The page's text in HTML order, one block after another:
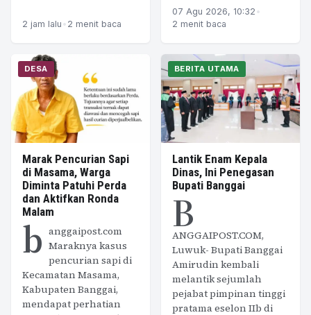
2 jam lalu • 2 menit baca
07 Agu 2026, 10:32 •
2 menit baca
DESA
Marak Pencurian Sapi
di Masama, Warga
Diminta Patuhi Perda
dan Aktifkan Ronda
Malam
b anggaipost.com
Maraknya kasus
pencurian sapi di
Kecamatan Masama,
Kabupaten Banggai,
mendapat perhatian
BERITA UTAMA
Lantik Enam Kepala
Dinas, Ini Penegasan
Bupati Banggai
B
ANGGAIPOST.COM,
Luwuk- Bupati Banggai
Amirudin kembali
melantik sejumlah
pejabat pimpinan tinggi
pratama eselon IIb di